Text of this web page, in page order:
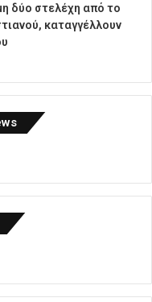
δύο στελέχη από το
καταγγέλλουν